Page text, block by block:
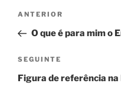
Navegação
artigos
Conteúdo
anterior
ANTERIOR
O que é para mim o
Conteúdo
seguinte
SEGUINTE
Figura de referência na